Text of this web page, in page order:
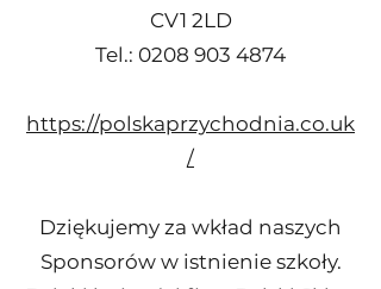
CV1 2LD
Tel.: 0208 903 4874
https://polskaprzychodnia.co.uk
/
Dziękujemy za wkład naszych
Sponsorów w istnienie szkoły.